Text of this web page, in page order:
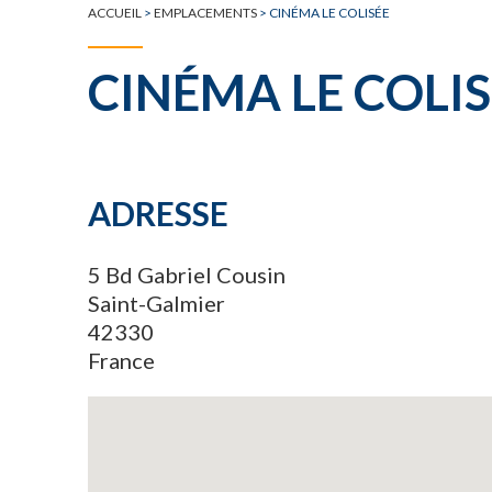
ACCUEIL > EMPLACEMENTS > CINÉMA LE COLISÉE
CINÉMA LE
ADRESSE
5 Bd Gabriel Cousin
Saint-Galmier
42330
France